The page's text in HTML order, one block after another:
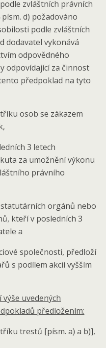
zvláštních právních
d) požadováno
podle zvláštních
dodavatel vykonává
odpovědného
odpovídající za činnost
předpoklad na tyto
osob se zákazem
3 letech
za umožnění výkonu
právního
orgánů nebo
kteří v posledních 3
a
společnosti, předloží
s podílem akcií vyšším
uvedených
předložením:
trestů [písm. a) a b)],